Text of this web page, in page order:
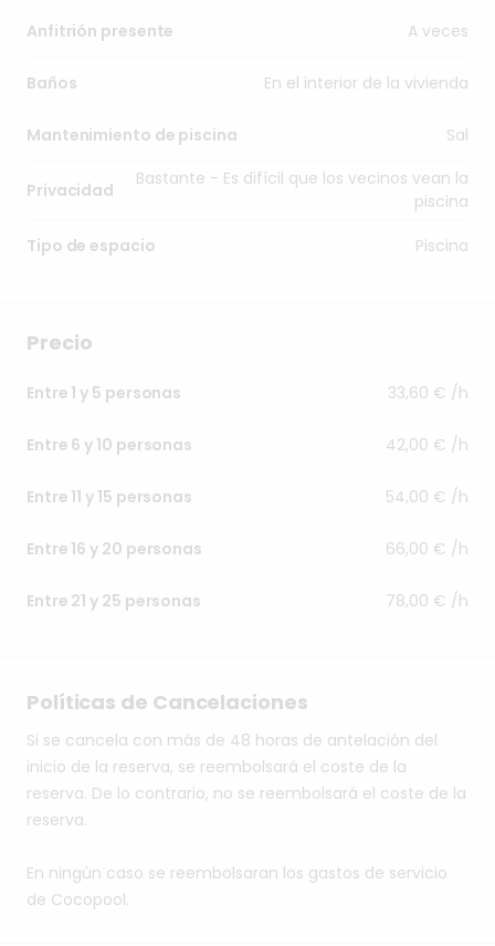
Anfitrión presente A veces
Baños En el interior de la vivienda
Mantenimiento de piscina Sal
Privacidad
Bastante - Es difícil que los vecinos vean la
piscina
Tipo de espacio
Piscina
Precio
Entre 1 y 5 personas 33,60 € /h
Entre 6 y 10 personas 42,00 € /h
Entre 11 y 15 personas 54,00 € /h
Entre 16 y 20 personas 66,00 € /h
Entre 21 y 25 personas 78,00 € /h
Políticas de Cancelaciones
Si se cancela con más de 48 horas de antelación del
inicio de la reserva, se reembolsará el coste de la
reserva. De lo contrario, no se reembolsará el coste de la
reserva.
En ningún caso se reembolsaran los gastos de servicio
de Cocopool.